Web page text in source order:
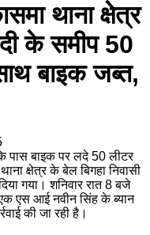
थाना क्षेत्र
के समीप 50
बाइक जब्त,
के पास बाइक पर लदे 50 लीटर
क्षेत्र के बेल बिगहा निवासी
गया। शनिवार रात 8 बजे
एक एस आई नवीन सिंह के ब्यान
की जा रही है।